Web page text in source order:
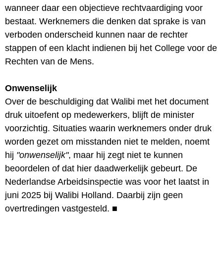
wanneer daar een objectieve rechtvaardiging voor
bestaat. Werknemers die denken dat sprake is van
verboden onderscheid kunnen naar de rechter
stappen of een klacht indienen bij het College voor de
Rechten van de Mens.
Onwenselijk
Over de beschuldiging dat Walibi met het document
druk uitoefent op medewerkers, blijft de minister
voorzichtig. Situaties waarin werknemers onder druk
worden gezet om misstanden niet te melden, noemt
hij "onwenselijk", maar hij zegt niet te kunnen
beoordelen of dat hier daadwerkelijk gebeurt. De
Nederlandse Arbeidsinspectie was voor het laatst in
juni 2025 bij Walibi Holland. Daarbij zijn geen
overtredingen vastgesteld. ■